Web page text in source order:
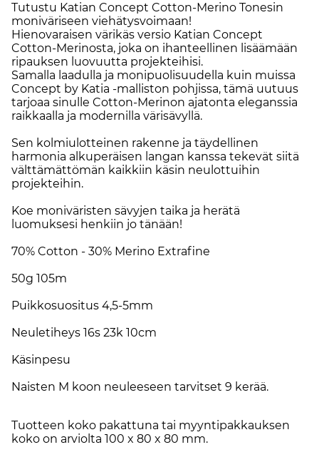
Tutustu Katian Concept Cotton-Merino Tonesin
moniväriseen viehätysvoimaan!
Hienovaraisen värikäs versio Katian Concept
Cotton-Merinosta, joka on ihanteellinen lisäämään
ripauksen luovuutta projekteihisi.
Samalla laadulla ja monipuolisuudella kuin muissa
Concept by Katia -malliston pohjissa, tämä uutuus
tarjoaa sinulle Cotton-Merinon ajatonta eleganssia
raikkaalla ja modernilla värisävyllä.
Sen kolmiulotteinen rakenne ja täydellinen
harmonia alkuperäisen langan kanssa tekevät siitä
välttämättömän kaikkiin käsin neulottuihin
projekteihin.
Koe moniväristen sävyjen taika ja herätä
luomuksesi henkiin jo tänään!
70% Cotton - 30% Merino Extrafine
50g 105m
Puikkosuositus 4,5-5mm
Neuletiheys 16s 23k 10cm
Käsinpesu
Naisten M koon neuleeseen tarvitset 9 kerää.
Tuotteen koko pakattuna tai myyntipakkauksen
koko on arviolta 100 x 80 x 80 mm.